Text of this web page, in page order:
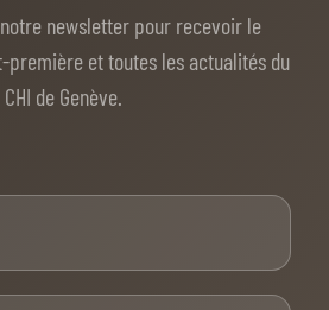
newsletter pour recevoir le
première et toutes les actualités du
CHI de Genève.